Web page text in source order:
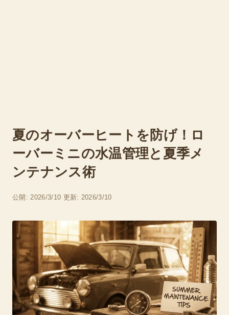
夏のオーバーヒートを防げ！ロ
ーバーミニの水温管理と夏季メ
ンテナンス術
公開: 2026/3/10 更新: 2026/3/10